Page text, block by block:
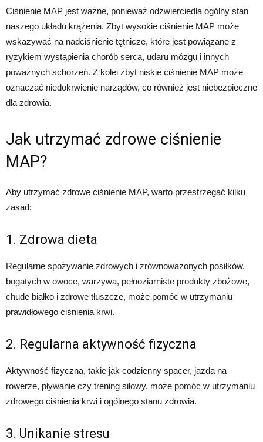
Ciśnienie MAP jest ważne, ponieważ odzwierciedla ogólny stan
naszego układu krążenia. Zbyt wysokie ciśnienie MAP może
wskazywać na nadciśnienie tętnicze, które jest powiązane z
ryzykiem wystąpienia chorób serca, udaru mózgu i innych
poważnych schorzeń. Z kolei zbyt niskie ciśnienie MAP może
oznaczać niedokrwienie narządów, co również jest niebezpieczne
dla zdrowia.
Jak utrzymać zdrowe ciśnienie
MAP?
Aby utrzymać zdrowe ciśnienie MAP, warto przestrzegać kilku
zasad:
1. Zdrowa dieta
Regularne spożywanie zdrowych i zrównoważonych posiłków,
bogatych w owoce, warzywa, pełnoziarniste produkty zbożowe,
chude białko i zdrowe tłuszcze, może pomóc w utrzymaniu
prawidłowego ciśnienia krwi.
2. Regularna aktywność fizyczna
Aktywność fizyczna, takie jak codzienny spacer, jazda na
rowerze, pływanie czy trening siłowy, może pomóc w utrzymaniu
zdrowego ciśnienia krwi i ogólnego stanu zdrowia.
3. Unikanie stresu